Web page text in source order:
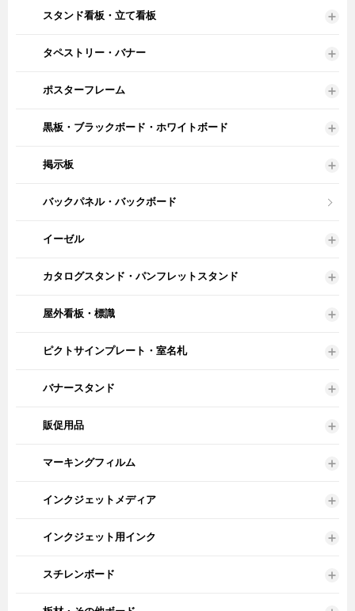
スタンド看板・立て看板
タペストリー・バナー
ポスターフレーム
黒板・ブラックボード・ホワイトボード
掲示板
バックパネル・バックボード
イーゼル
カタログスタンド・パンフレットスタンド
屋外看板・標識
ピクトサインプレート・室名札
バナースタンド
販促用品
マーキングフィルム
インクジェットメディア
インクジェット用インク
スチレンボード